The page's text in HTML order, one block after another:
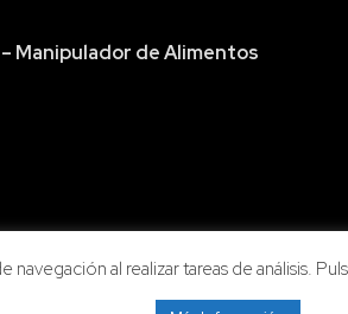
– Manipulador de Alimentos
Higiene Alimentaria Extremeña -
al realizar tareas de análisis.